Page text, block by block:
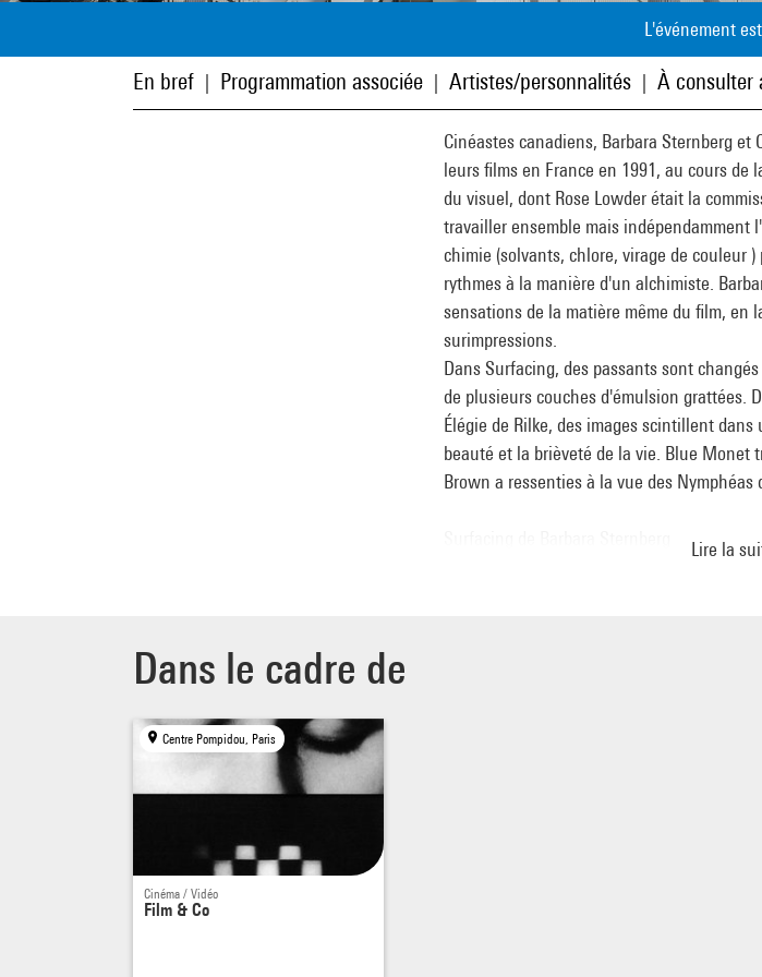
L'événement
En bref Programmation associée Artistes/personnalités À consulter
Cinéastes canadiens, Barbara Sternberg
leurs films en France en 1991, au cours
du visuel, dont Rose Lowder était la
travailler ensemble mais indépendamment
chimie (solvants, chlore, virage de couleur
rythmes à la manière d'un alchimiste.
sensations de la matière même du film, en
surimpressions.
Dans Surfacing, des passants sont
de plusieurs couches d'émulsion grattées.
Élégie de Rilke, des images scintillent
beauté et la brièveté de la vie. Blue Monet
Brown a ressenties à la vue des Nymphéas
Lire la
Dans le cadre de
Centre Pompidou, Paris
Cinéma / Vidéo
Film & Co